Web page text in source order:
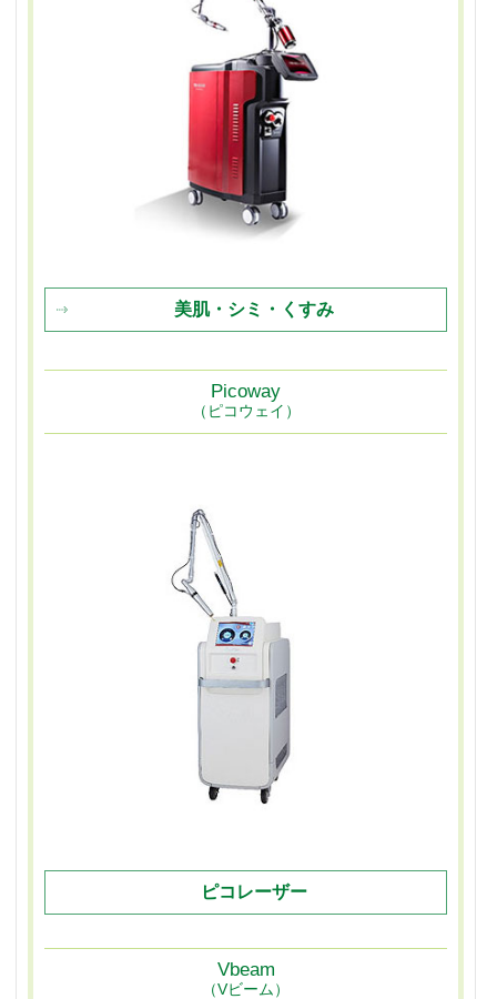
美肌・シミ・くすみ
Picoway
（ピコウェイ）
ピコレーザー
Vbeam
（Vビーム）